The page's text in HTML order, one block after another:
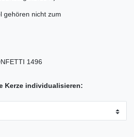
gehören nicht zum
1496
Kerze individualisieren: